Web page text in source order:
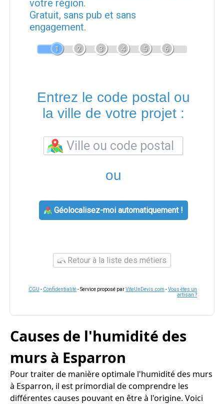
votre région.
Gratuit, sans pub et sans
engagement.
1 2 3 4 5 6
Entrez le code postal ou
la ville de votre projet :
ou
Géolocalisez-moi automatiquement !
Retour à la liste des métiers
CGU - Confidentialité- Service proposé parViteUnDevis.com -Vous êtes un
artisan ?
Causes de l'humidité des
murs à Esparron
Pour traiter de manière optimale l'humidité des murs
à Esparron, il est primordial de comprendre les
différentes causes pouvant en être à l'origine. Voici